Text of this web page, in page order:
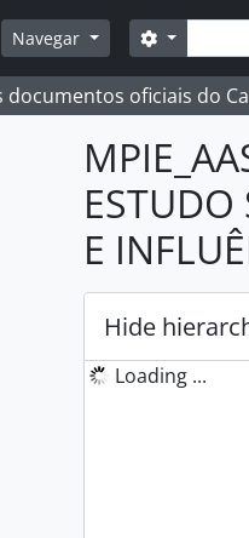
Navegar Buscar
Opções de
oficiais do
ESTUDO
E
Hide
Loading ...